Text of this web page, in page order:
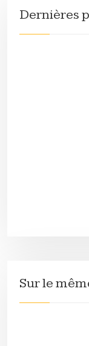
Dernières
Sur le